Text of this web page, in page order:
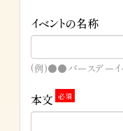
イベントの名称
(例)●●バースデー
本文